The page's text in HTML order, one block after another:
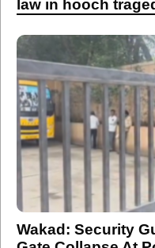
law in hooch
Wakad: Security